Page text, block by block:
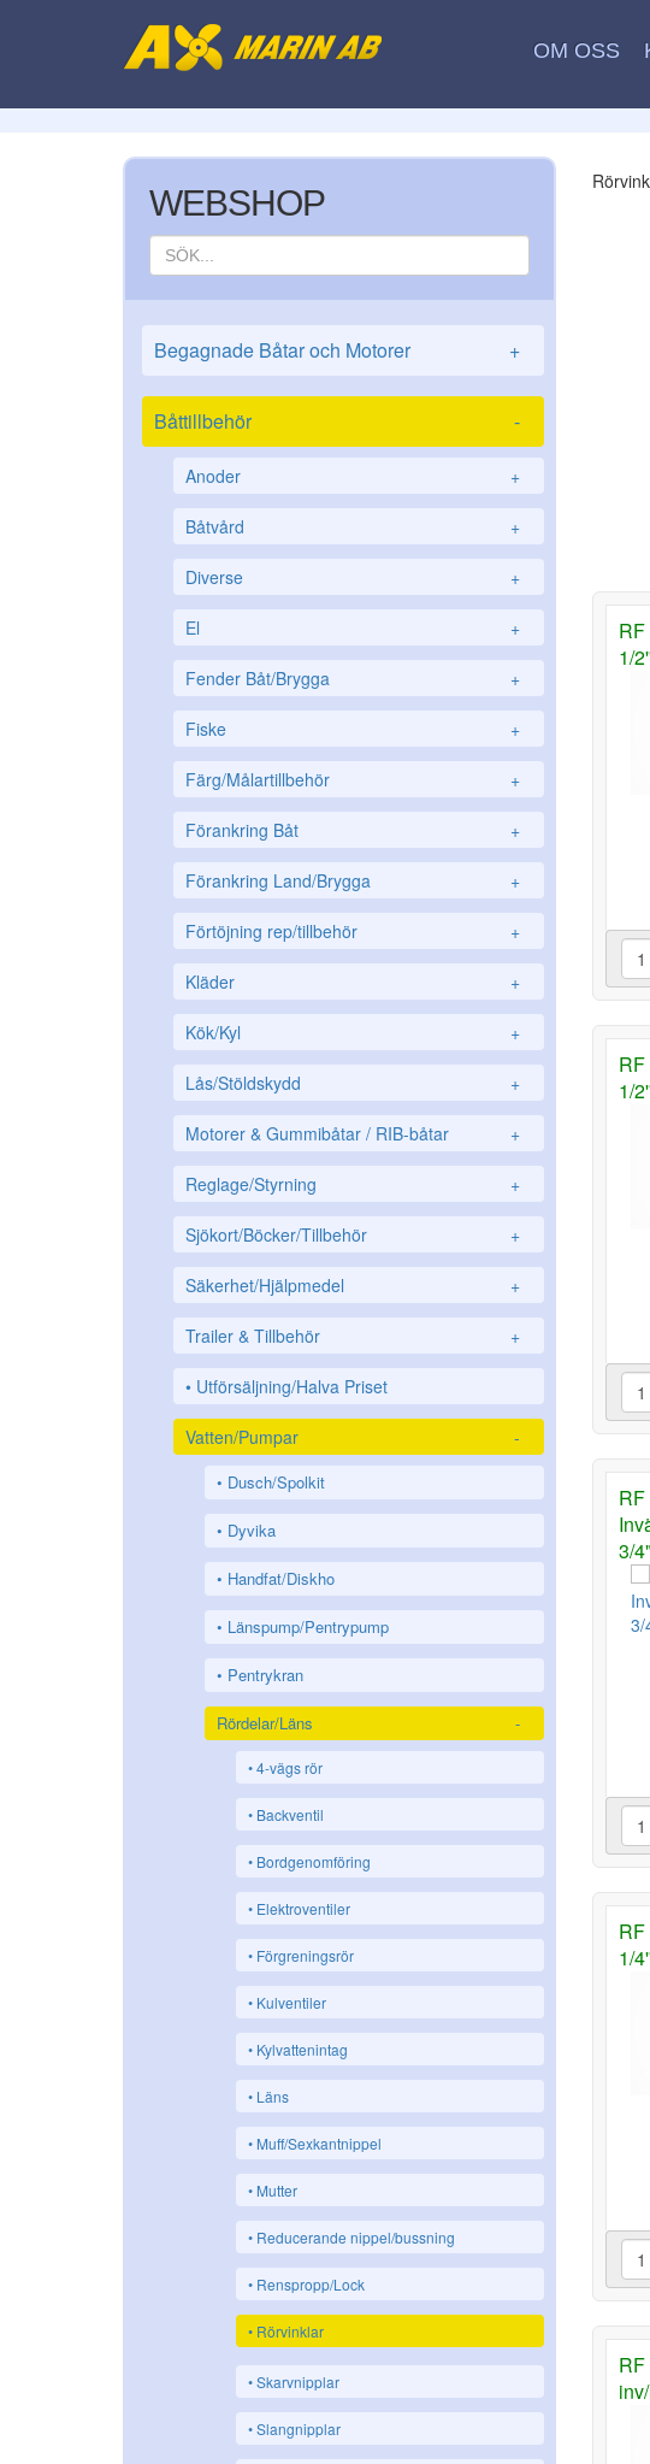
OM OSS
WEBSHOP
Begagnade Båtar och Motorer +
Båttillbehör -
Anoder +
Båtvård +
Diverse +
El +
Fender Båt/Brygga +
Fiske +
Färg/Målartillbehör +
Förankring Båt +
Förankring Land/Brygga +
Förtöjning rep/tillbehör +
Kläder +
Kök/Kyl +
Lås/Stöldskydd +
Motorer & Gummibåtar / RIB-båtar +
Reglage/Styrning +
Sjökort/Böcker/Tillbehör +
Säkerhet/Hjälpmedel +
Trailer & Tillbehör +
Utförsäljning/Halva Priset
Vatten/Pumpar -
Dusch/Spolkit
Dyvika
Handfat/Diskho
Länspump/Pentrypump
Pentrykran
Rördelar/Läns -
4-vägs rör
Backventil
Bordgenomföring
Elektroventiler
Förgreningsrör
Kulventiler
Kylvattenintag
Läns
Muff/Sexkantnippel
Mutter
Reducerande nippel/bussning
Renspropp/Lock
Rörvinklar
Skarvnipplar
Slangnipplar
1/
1/
3/4"
1/